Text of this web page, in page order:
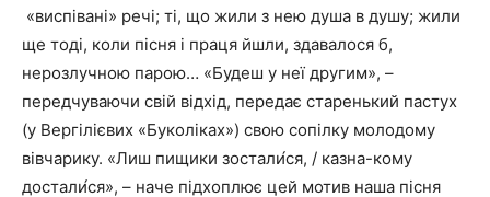
«виспівані» речі; ті, що жили з нею душа в душу; жили
ще тоді, коли пісня і праця йшли, здавалося б,
нерозлучною парою… «Будеш у неї другим», –
передчуваючи свій відхід, передає старенький пастух
(у Вергілієвих «Буколіках») свою сопілку молодому
вівчарику. «Лиш пищики зостали́ся, / казна-кому
достали́ся», – наче підхоплює цей мотив наша пісня